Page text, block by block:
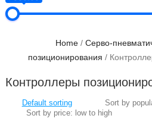
Home/ Серво-
позиционирования /
Контроллеры